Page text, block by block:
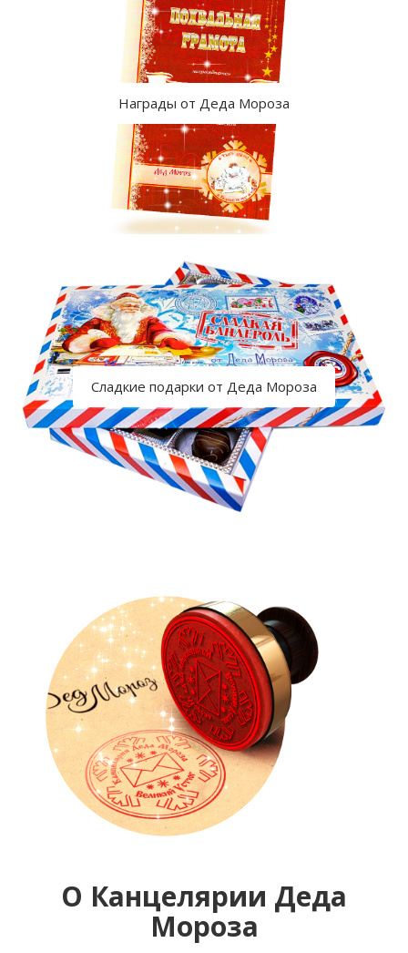
Награды от Деда Мороза
Сладкие подарки от Деда Мороза
О Канцелярии Деда
Мороза